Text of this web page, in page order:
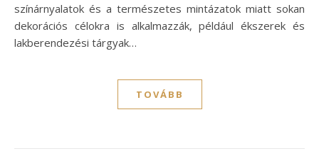
színárnyalatok és a természetes mintázatok miatt sokan
dekorációs célokra is alkalmazzák, például ékszerek és
lakberendezési tárgyak…
TOVÁBB